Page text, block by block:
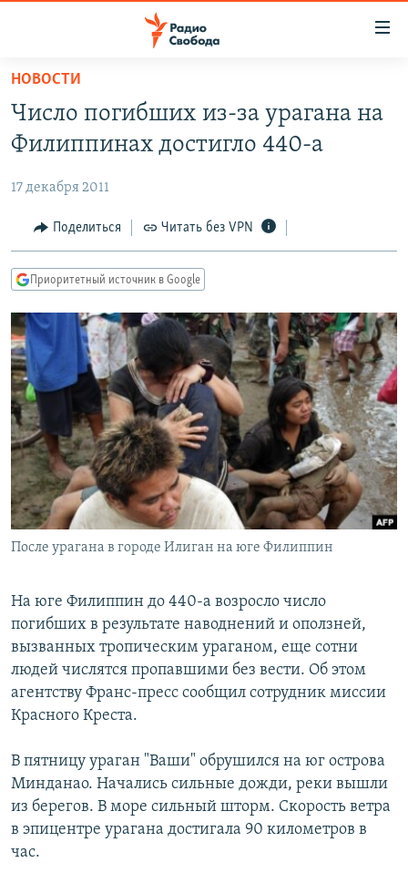
упрощенного
доступа
Вернуться
основному
Вернутся
главной
навигации
Вернутся
поиску
ПОДКАСТЫ
ЦИТАТЫ СВОБОДЫ
МНЕНИЯ
IDEL.РЕАЛИИ
КАВКАЗ.РЕАЛИИ
СЕВЕР.РЕАЛИИ
СИБИРЬ.РЕАЛИИ
РАСПИСАНИЕ ВЕЩАНИЯ
ПОДПИШИТЕСЬ НА РАССЫЛКУ
СОЦИАЛЬНЫЕ СЕТИ
Все сайты РСЕ/РС
НОВОСТИ
Число погибших из-за урагана на
Филиппинах достигло 440-а
17 декабря 2011
Поделиться Читать без VPN
Приоритетный источник в Google
После урагана в городе Илиган на юге Филиппин
На юге Филиппин до 440-а возросло число
погибших в результате наводнений и оползней,
вызванных тропическим ураганом, еще сотни
людей числятся пропавшими без вести. Об этом
агентству Франс-пресс сообщил сотрудник миссии
Красного Креста.
В пятницу ураган "Ваши" обрушился на юг острова
Минданао. Начались сильные дожди, реки вышли
из берегов. В море сильный шторм. Скорость ветра
в эпицентре урагана достигала 90 километров в
час.